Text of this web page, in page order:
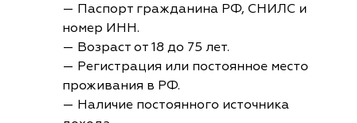
— Паспорт гражданина РФ, СНИЛС и
номер ИНН.
— Возраст от 18 до 75 лет.
— Регистрация или постоянное место
проживания в РФ.
— Наличие постоянного источника